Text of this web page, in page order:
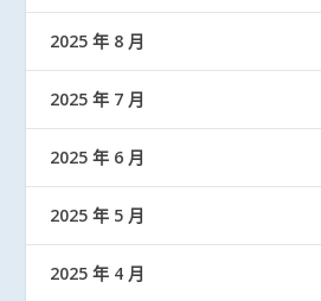
2025 年 8 月
2025 年 7 月
2025 年 6 月
2025 年 5 月
2025 年 4 月